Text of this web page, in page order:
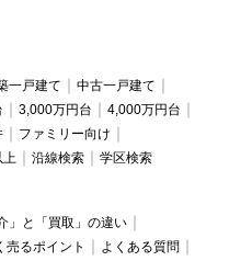
一戸建て
中古一戸建て
3,000万円台
4,000万円台
ファミリー向け
上 沿線検索 学区検索
」と「買取」の違い
売るポイント
よくある質問